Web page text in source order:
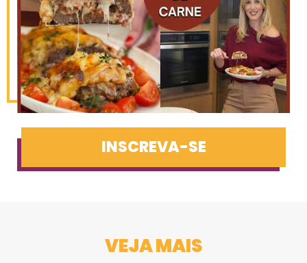
INSCREVA-SE
VEJA MAIS